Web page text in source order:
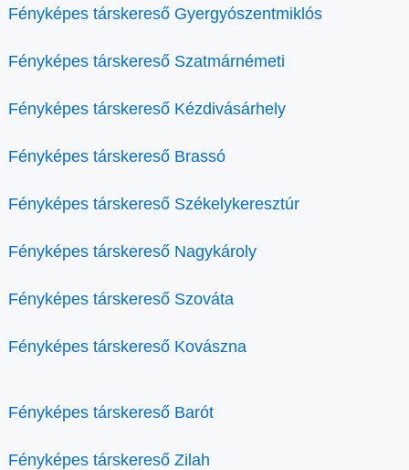
Fényképes társkereső Gyergyószentmiklós
Fényképes társkereső Szatmárnémeti
Fényképes társkereső Kézdivásárhely
Fényképes társkereső Brassó
Fényképes társkereső Székelykeresztúr
Fényképes társkereső Nagykároly
Fényképes társkereső Szováta
Fényképes társkereső Kovászna
Fényképes társkereső Barót
Fényképes társkereső Zilah